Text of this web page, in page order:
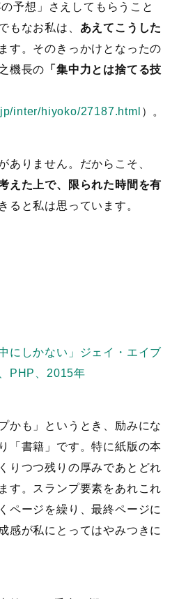
予想」さえしてもらうこと
もなお私は、 あえてこうした
す。そのきっかけとなったの
機長の 「集中力とは捨てる技
inter/hiyoko/27187.html ）。
ありません。だからこそ、
えた上で、限られた時間を有
ると私は思っています。
にしかない」ジェイ・エイブ
PHP、2015年
かも」というとき、励みにな
「書籍」です。特に紙版の本
りつつ残りの厚みであとどれ
す。スランプ要素をあれこれ
ページを繰り、最終ページに
感が私にとってはやみつきに